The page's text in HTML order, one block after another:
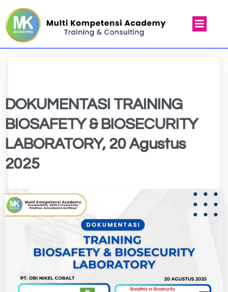
DOKUMENTASI TRAINING
BIOSAFETY & BIOSECURITY
LABORATORY, 20 Agustus
2025